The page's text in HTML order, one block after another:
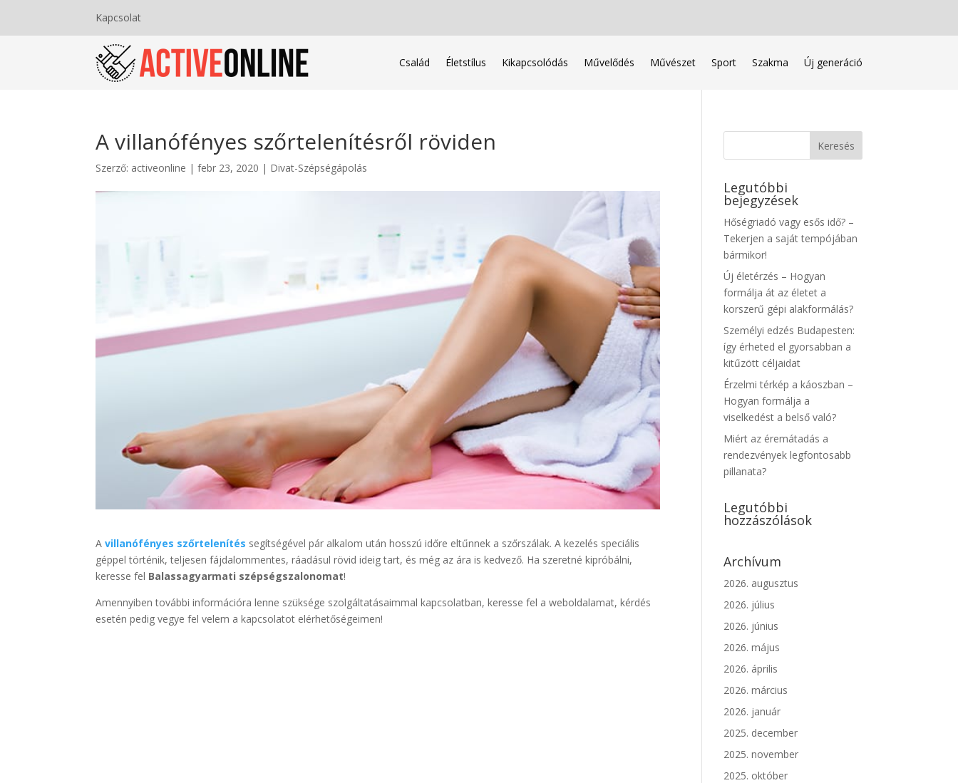
Kapcsolat
Család Életstílus Kikapcsolódás Művelődés Művészet Sport Szakma Új generáció
A villanófényes szőrtelenítésről röviden
Szerző: activeonline |febr 23, 2020 | Divat-Szépségápolás
Avillanófényes szőrtelenítés segítségével pár alkalom után hosszú időre eltűnnek a szőrszálak. A kezelés speciális
géppel történik, teljesen fájdalommentes, ráadásul rövid ideig tart, és még az ára is kedvező. Ha szeretné kipróbálni,
keresse fel Balassagyarmati szépségszalonomat!
Amennyiben további információra lenne szüksége szolgáltatásaimmal kapcsolatban, keresse fel a weboldalamat, kérdés
esetén pedig vegye fel velem a kapcsolatot elérhetőségeimen!
Legutóbbi
bejegyzések
Hőségriadó vagy esős idő? –
Tekerjen a saját tempójában
bármikor!
Új életérzés – Hogyan
formálja át az életet a
korszerű gépi alakformálás?
Személyi edzés Budapesten:
így érheted el gyorsabban a
kitűzött céljaidat
Érzelmi térkép a káoszban –
Hogyan formálja a
viselkedést a belső való?
Miért az éremátadás a
rendezvények legfontosabb
pillanata?
Legutóbbi
hozzászólások
Archívum
2026. augusztus
2026. július
2026. június
2026. május
2026. április
2026. március
2026. január
2025. december
2025. november
2025. október